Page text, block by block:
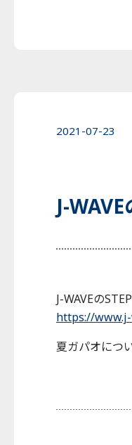
2021-07-23
J-
J-WAVEの
https://
夏ガパオにつ